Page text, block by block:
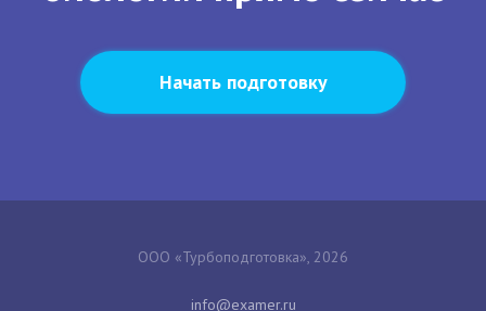
Начать подготовку
ООО «Турбоподготовка», 2026